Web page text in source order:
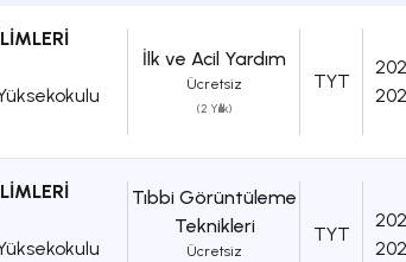
İlk ve Acil Yardım
Ücretsiz
(2 Yıllık)
TYT
Tıbbi Görüntüleme
Teknikleri
Ücretsiz
TYT